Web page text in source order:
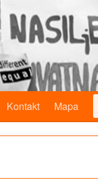
Kontakt Mapa